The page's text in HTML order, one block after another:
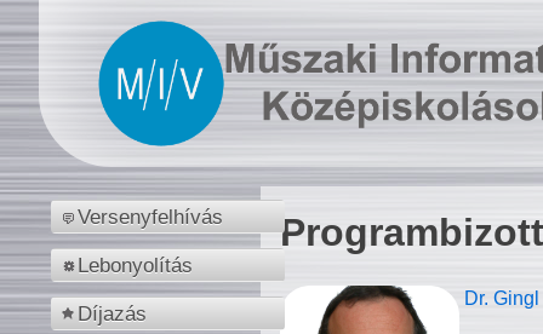
Versenyfelhívás
Lebonyolítás
Díjazás
Dr.